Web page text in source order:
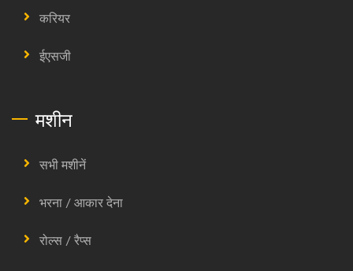
करियर
ईएसजी
मशीन
सभी मशीनें
भरना / आकार देना
रोल्स / रैप्स